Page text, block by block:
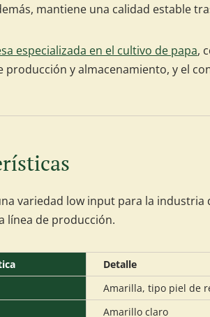
mantiene una calidad estable
especializada en el cultivo de papa,
producción y almacenamiento, y el
variedad low input para la
línea de producción.
Detalle
Amarilla, tipo piel de
Amarillo claro